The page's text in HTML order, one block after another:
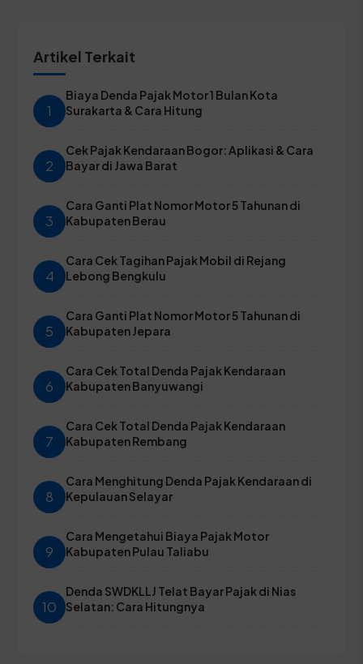
Artikel Terkait
1
Biaya Denda Pajak Motor 1 Bulan Kota
Surakarta & Cara Hitung
2
Cek Pajak Kendaraan Bogor: Aplikasi & Cara
Bayar di Jawa Barat
3
Cara Ganti Plat Nomor Motor 5 Tahunan di
Kabupaten Berau
4
Cara Cek Tagihan Pajak Mobil di Rejang
Lebong Bengkulu
5
Cara Ganti Plat Nomor Motor 5 Tahunan di
Kabupaten Jepara
6
Cara Cek Total Denda Pajak Kendaraan
Kabupaten Banyuwangi
7
Cara Cek Total Denda Pajak Kendaraan
Kabupaten Rembang
8
Cara Menghitung Denda Pajak Kendaraan di
Kepulauan Selayar
9
Cara Mengetahui Biaya Pajak Motor
Kabupaten Pulau Taliabu
10
Denda SWDKLLJ Telat Bayar Pajak di Nias
Selatan: Cara Hitungnya